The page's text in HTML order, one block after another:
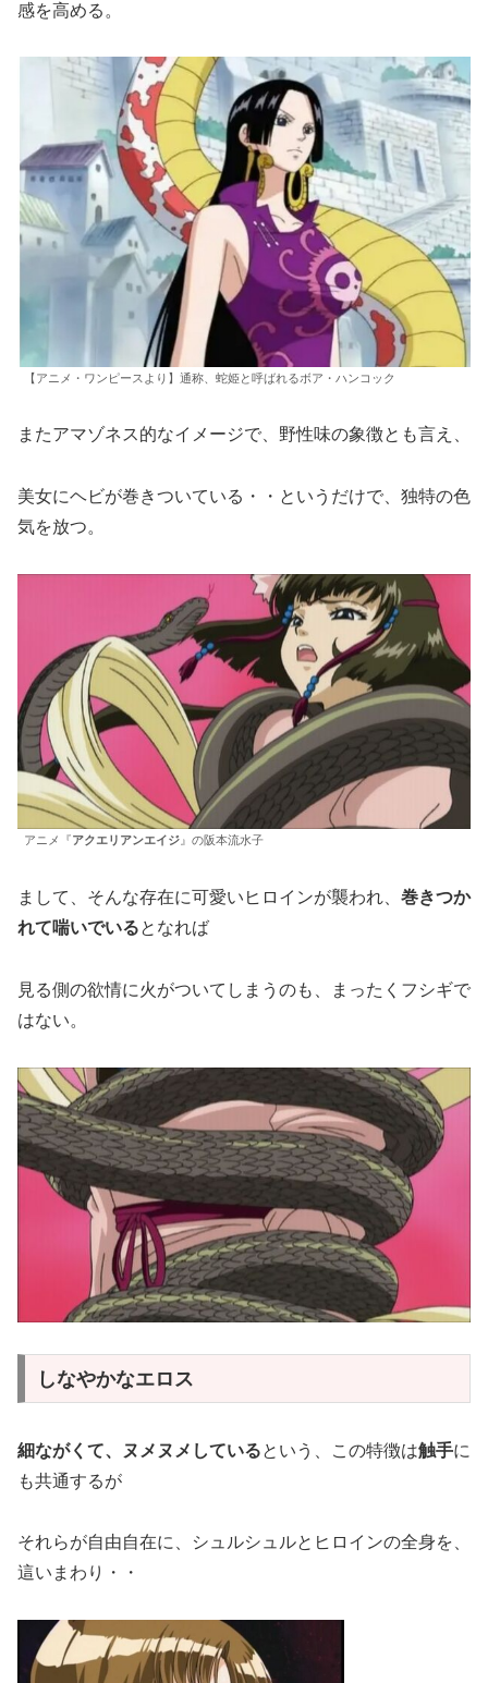
感を高める。
【アニメ・ワンピースより】通称、蛇姫と呼ばれるボア・ハンコック
またアマゾネス的なイメージで、野性味の象徴とも言え、
美女にヘビが巻きついている・・というだけで、独特の色
気を放つ。
アニメ『アクエリアンエイジ 』の阪本流水子
まして、そんな存在に可愛いヒロインが襲われ、 巻きつか
れて喘いでいるとなれば
見る側の欲情に火がついてしまうのも、まったくフシギで
はない。
しなやかなエロス
細ながくて、ヌメヌメしているという、この特徴は触手に
も共通するが
それらが自由自在に、シュルシュルとヒロインの全身を、
這いまわり・・